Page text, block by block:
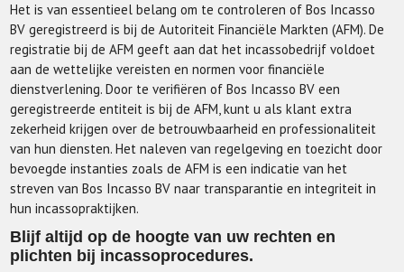
Het is van essentieel belang om te controleren of Bos Incasso
BV geregistreerd is bij de Autoriteit Financiële Markten (AFM). De
registratie bij de AFM geeft aan dat het incassobedrijf voldoet
aan de wettelijke vereisten en normen voor financiële
dienstverlening. Door te verifiëren of Bos Incasso BV een
geregistreerde entiteit is bij de AFM, kunt u als klant extra
zekerheid krijgen over de betrouwbaarheid en professionaliteit
van hun diensten. Het naleven van regelgeving en toezicht door
bevoegde instanties zoals de AFM is een indicatie van het
streven van Bos Incasso BV naar transparantie en integriteit in
hun incassopraktijken.
Blijf altijd op de hoogte van uw rechten en
plichten bij incassoprocedures.